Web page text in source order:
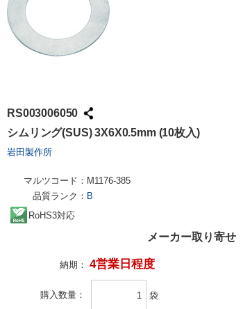
RS003006050
シムリング(SUS) 3X6X0.5mm (10枚入)
岩田製作所
マルツコード： M1176-385
品質ランク： B
RoHS3対応
メーカー取り寄せ
納期： 4営業日程度
購入数量 袋